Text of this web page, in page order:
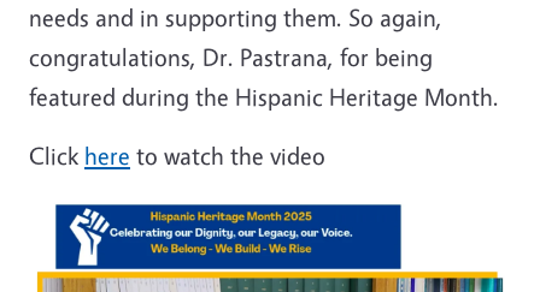
needs and in supporting them. So again,
congratulations, Dr. Pastrana, for being
featured during the Hispanic Heritage Month.
Click here to watch the video
Image